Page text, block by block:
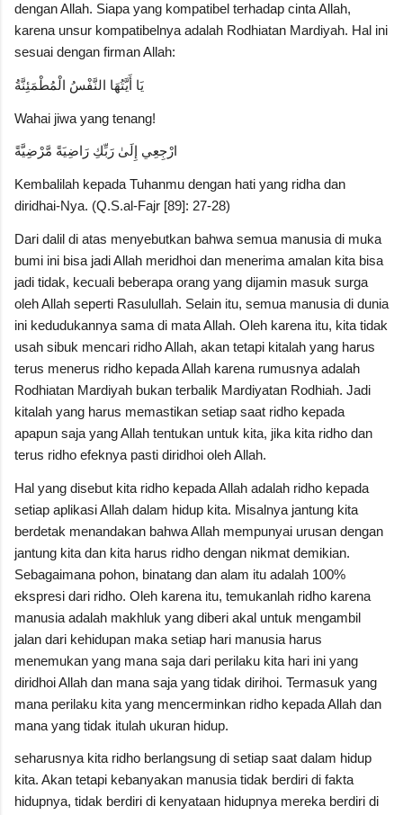
dengan Allah. Siapa yang kompatibel terhadap cinta Allah,
karena unsur kompatibelnya adalah Rodhiatan Mardiyah. Hal ini
sesuai dengan firman Allah:
يَا أَيَّتُهَا النَّفْسُ الْمُطْمَئِنَّةُ
Wahai jiwa yang tenang!
ارْجِعِي إِلَىٰ رَبِّكِ رَاضِيَةً مَّرْضِيَّةً
Kembalilah kepada Tuhanmu dengan hati yang ridha dan
diridhai-Nya. (Q.S.al-Fajr [89]: 27-28)
Dari dalil di atas menyebutkan bahwa semua manusia di muka
bumi ini bisa jadi Allah meridhoi dan menerima amalan kita bisa
jadi tidak, kecuali beberapa orang yang dijamin masuk surga
oleh Allah seperti Rasulullah. Selain itu, semua manusia di dunia
ini kedudukannya sama di mata Allah. Oleh karena itu, kita tidak
usah sibuk mencari ridho Allah, akan tetapi kitalah yang harus
terus menerus ridho kepada Allah karena rumusnya adalah
Rodhiatan Mardiyah bukan terbalik Mardiyatan Rodhiah. Jadi
kitalah yang harus memastikan setiap saat ridho kepada
apapun saja yang Allah tentukan untuk kita, jika kita ridho dan
terus ridho efeknya pasti diridhoi oleh Allah.
Hal yang disebut kita ridho kepada Allah adalah ridho kepada
setiap aplikasi Allah dalam hidup kita. Misalnya jantung kita
berdetak menandakan bahwa Allah mempunyai urusan dengan
jantung kita dan kita harus ridho dengan nikmat demikian.
Sebagaimana pohon, binatang dan alam itu adalah 100%
ekspresi dari ridho. Oleh karena itu, temukanlah ridho karena
manusia adalah makhluk yang diberi akal untuk mengambil
jalan dari kehidupan maka setiap hari manusia harus
menemukan yang mana saja dari perilaku kita hari ini yang
diridhoi Allah dan mana saja yang tidak dirihoi. Termasuk yang
mana perilaku kita yang mencerminkan ridho kepada Allah dan
mana yang tidak itulah ukuran hidup.
seharusnya kita ridho berlangsung di setiap saat dalam hidup
kita. Akan tetapi kebanyakan manusia tidak berdiri di fakta
hidupnya, tidak berdiri di kenyataan hidupnya mereka berdiri di